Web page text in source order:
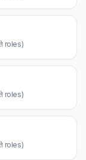
roles)
roles)
roles)